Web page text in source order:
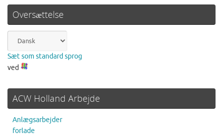
Oversættelse
Sæt som standard sprog
ved
ACW Holland Arbejde
Anlægsarbejder
forlade